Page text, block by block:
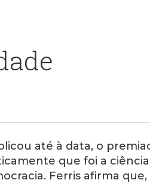
até à data, o
que foi a
Ferris afirma